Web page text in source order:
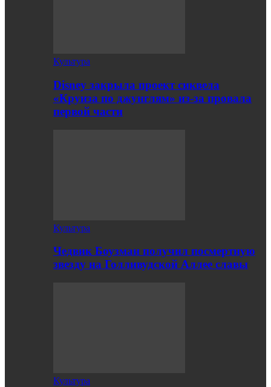
Культура
Disney закрыла проект сиквела
«Круиза по джунглям» из-за провала
первой части
Культура
Чедвик Боузман получил посмертную
звезду на Голливудской Аллее славы
Культура